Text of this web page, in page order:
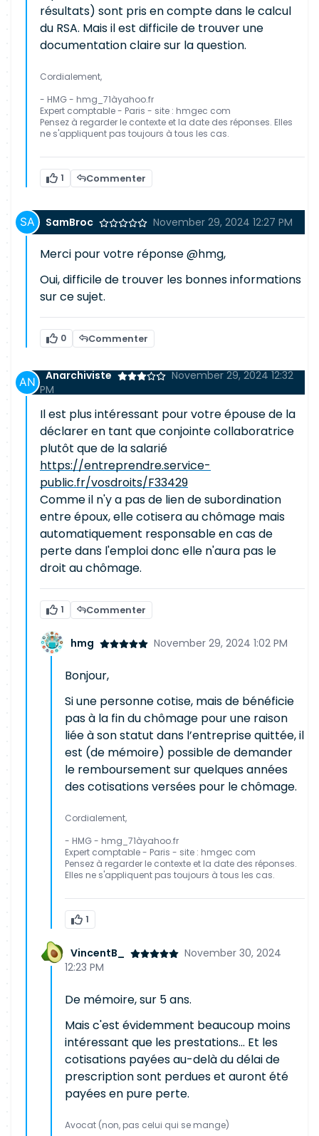
résultats) sont pris en compte dans le calcul
du RSA. Mais il est difficile de trouver une
documentation claire sur la question.
Cordialement,
- HMG - hmg_71àyahoo.fr
Expert comptable - Paris - site : hmgec com
Pensez à regarder le contexte et la date des réponses. Elles
ne s'appliquent pas toujours à tous les cas.
1 Commenter
SamBroc November 29, 2024 12:27 PM
Merci pour votre réponse @hmg,
Oui, difficile de trouver les bonnes informations
sur ce sujet.
0 Commenter
Anarchiviste
November 29, 2024 12:32
PM
Il est plus intéressant pour votre épouse de la
déclarer en tant que conjointe collaboratrice
plutôt que de la salarié
https://entreprendre.service-
public.fr/vosdroits/F33429
Comme il n'y a pas de lien de subordination
entre époux, elle cotisera au chômage mais
automatiquement responsable en cas de
perte dans l'emploi donc elle n'aura pas le
droit au chômage.
1 Commenter
hmg November 29, 2024 1:02 PM
Bonjour,
Si une personne cotise, mais de bénéficie
pas à la fin du chômage pour une raison
liée à son statut dans l’entreprise quittée, il
est (de mémoire) possible de demander
le remboursement sur quelques années
des cotisations versées pour le chômage.
Cordialement,
- HMG - hmg_71àyahoo.fr
Expert comptable - Paris - site : hmgec com
Pensez à regarder le contexte et la date des réponses.
Elles ne s'appliquent pas toujours à tous les cas.
1
VincentB_
November 30, 2024
12:23 PM
De mémoire, sur 5 ans.
Mais c'est évidemment beaucoup moins
intéressant que les prestations... Et les
cotisations payées au-delà du délai de
prescription sont perdues et auront été
payées en pure perte.
Avocat (non, pas celui qui se mange)